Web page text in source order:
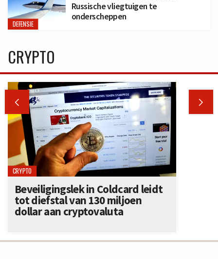
DEFENSIE
Russische vliegtuigen te
onderscheppen
CRYPTO
 
CRYPTO
Beveiligingslek in Coldcard leidt
tot diefstal van 130 miljoen
dollar aan cryptovaluta